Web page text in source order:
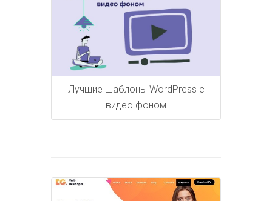
Лучшие шаблоны WordPress с
видео фоном